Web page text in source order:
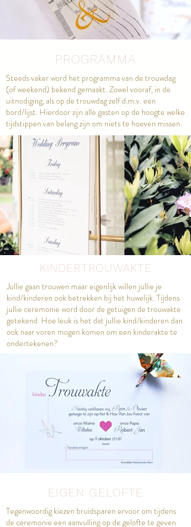
PROGRAMMA
Steeds vaker word het programma van de trouwdag
(of weekend) bekend gemaakt. Zowel vooraf, in de
uitnodiging, als op de trouwdag zelf d.m.v. een
bord/lijst. Hierdoor zijn alle gasten op de hoogte welke
tijdstippen van belang zijn om niets te hoeven missen.
KINDERTROUWAKTE
Jullie gaan trouwen maar eigenlijk willen jullie je
kind/kinderen ook betrekken bij het huwelijk. Tijdens
jullie ceremonie word door de getuigen de trouwakte
getekend. Hoe leuk is het dat jullie kind/kinderen dan
ook naar voren mogen komen om een kinderakte te
ondertekenen?
EIGEN GELOFTE
Tegenwoordig kiezen bruidsparen ervoor om tijdens
de ceremonie een aanvulling op de gelofte te geven